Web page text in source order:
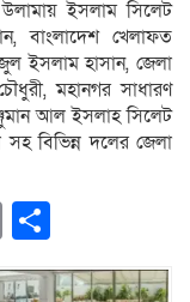
ইসলাম সিলেট
বাংলাদেশ খেলাফত
ইসলাম হাসান, জেলা
মহানগর সাধারণ
আল ইসলাহ সিলেট
বিভিন্ন দলের জেলা
Copy
Link